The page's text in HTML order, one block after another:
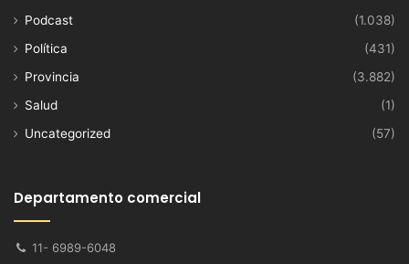
Podcast
(1.038)
Política
(431)
Provincia
(3.882)
Salud
(1)
Uncategorized
(57)
Departamento comercial
11- 6989-6048